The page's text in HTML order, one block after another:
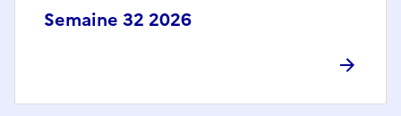
Semaine 32 2026